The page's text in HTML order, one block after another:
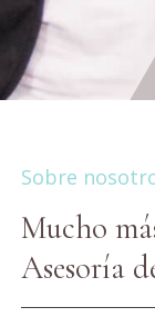
Sobre
Mucho
Asesoría